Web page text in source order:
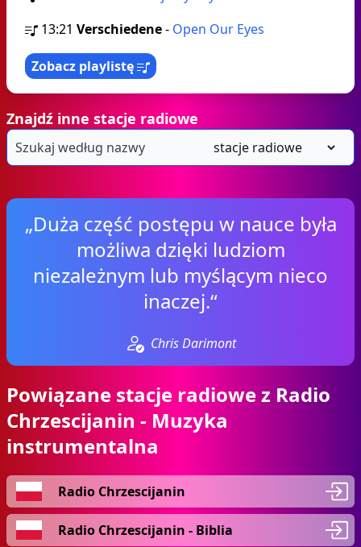
13:21 Verschiedene- Open Our Eyes
Zobacz playlistę
Znajdź inne stacje radiowe
„Duża część postępu w nauce była
możliwa dzięki ludziom
niezależnym lub myślącym nieco
inaczej.“
Chris Darimont
Powiązane stacje radiowe z Radio
Chrzescijanin - Muzyka
instrumentalna
Radio Chrzescijanin
Radio Chrzescijanin - Biblia